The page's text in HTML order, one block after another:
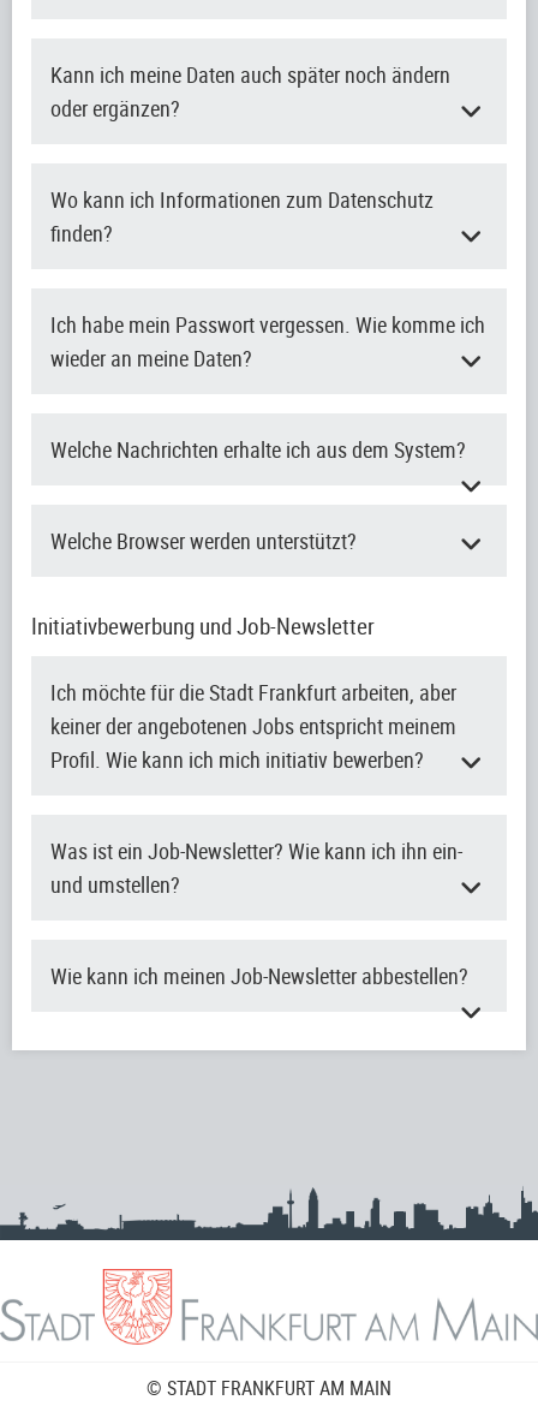
Kann ich meine Daten auch später noch ändern
oder ergänzen?
Wo kann ich Informationen zum Datenschutz
finden?
Ich habe mein Passwort vergessen. Wie komme ich
wieder an meine Daten?
Welche Nachrichten erhalte ich aus dem System?
Welche Browser werden unterstützt?
Initiativbewerbung und Job-Newsletter
Ich möchte für die Stadt Frankfurt arbeiten, aber
keiner der angebotenen Jobs entspricht meinem
Profil. Wie kann ich mich initiativ bewerben?
Was ist ein Job-Newsletter? Wie kann ich ihn ein-
und umstellen?
Wie kann ich meinen Job-Newsletter abbestellen?
© STADT FRANKFURT AM MAIN